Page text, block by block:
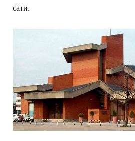
сати.